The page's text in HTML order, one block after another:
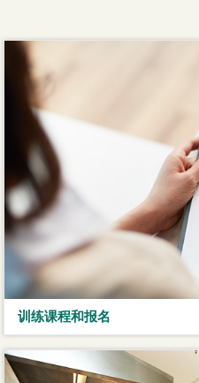
训练课程和报名